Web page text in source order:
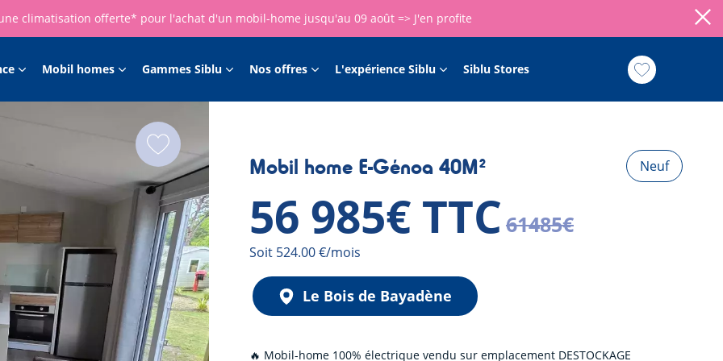
climatisation offerte* pour l'achat d'un mobil-home jusqu'au 09 août => J'en profite
Mobil homes Gammes Siblu Nos offres L'expérience Siblu Siblu Stores
Neuf
Mobil home E-Génoa 40M²
56 985€ TTC 61485€
Mensualité
Soit 524.00 €/mois
Le Bois de Bayadène
🔥 Mobil-home 100% électrique vendu sur emplacement DESTOCKAGE